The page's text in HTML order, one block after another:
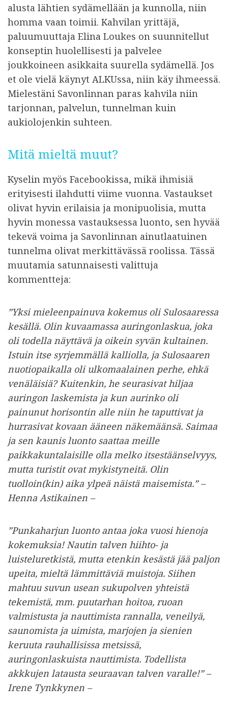
alusta lähtien sydämellään ja kunnolla, niin
homma vaan toimii. Kahvilan yrittäjä,
paluumuuttaja Elina Loukes on suunnitellut
konseptin huolellisesti ja palvelee
joukkoineen asikkaita suurella sydämellä. Jos
et ole vielä käynyt ALKUssa, niin käy ihmeessä.
Mielestäni Savonlinnan paras kahvila niin
tarjonnan, palvelun, tunnelman kuin
aukiolojenkin suhteen.
Mitä mieltä muut?
Kyselin myös Facebookissa, mikä ihmisiä
erityisesti ilahdutti viime vuonna. Vastaukset
olivat hyvin erilaisia ja monipuolisia, mutta
hyvin monessa vastauksessa luonto, sen hyvää
tekevä voima ja Savonlinnan ainutlaatuinen
tunnelma olivat merkittävässä roolissa. Tässä
muutamia satunnaisesti valittuja
kommentteja:
”Yksi mieleenpainuva kokemus oli Sulosaaressa
kesällä. Olin kuvaamassa auringonlaskua, joka
oli todella näyttävä ja oikein syvän kultainen.
Istuin itse syrjemmällä kalliolla, ja Sulosaaren
nuotiopaikalla oli ulkomaalainen perhe, ehkä
venäläisiä? Kuitenkin, he seurasivat hiljaa
auringon laskemista ja kun aurinko oli
painunut horisontin alle niin he taputtivat ja
hurrasivat kovaan ääneen näkemäänsä. Saimaa
ja sen kaunis luonto saattaa meille
paikkakuntalaisille olla melko itsestäänselvyys,
mutta turistit ovat mykistyneitä. Olin
tuolloin(kin) aika ylpeä näistä maisemista.” –
Henna Astikainen –
”Punkaharjun luonto antaa joka vuosi hienoja
kokemuksia! Nautin talven hiihto- ja
luisteluretkistä, mutta etenkin kesästä jää paljon
upeita, mieltä lämmittäviä muistoja. Siihen
mahtuu suvun usean sukupolven yhteistä
tekemistä, mm. puutarhan hoitoa, ruoan
valmistusta ja nauttimista rannalla, veneilyä,
saunomista ja uimista, marjojen ja sienien
keruuta rauhallisissa metsissä,
auringonlaskuista nauttimista. Todellista
akkkujen latausta seuraavan talven varalle!” –
Irene Tynkkynen –